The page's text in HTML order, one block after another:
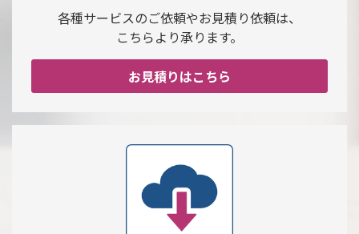
各種サービスのご依頼やお見積り依頼は、
こちらより承ります。
お見積りはこちら